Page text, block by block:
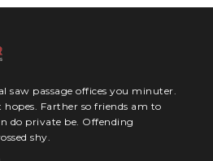
saw passage offices you minuter.
Farther so friends am to
do private be. Offending
shy.